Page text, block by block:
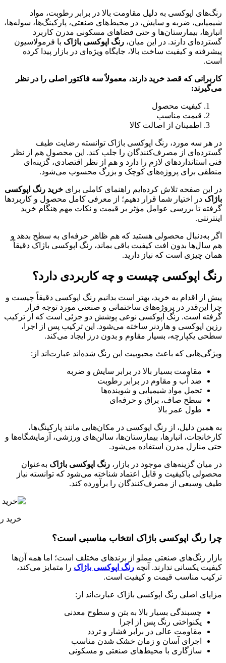
رنگ‌های اپوکسی به دلیل مقاومت بالا در برابر رطوبت، مواد
شیمیایی، ضربه و سایش، در محیط‌های صنعتی، پارکینگ‌ها، سوله‌ها،
انبارها، بیمارستان‌ها و حتی فضاهای مسکونی مدرن کاربرد
گسترده‌ای دارند. در این میان، رنگ اپوکسی باژاک با فرمولاسیون
پیشرفته و کیفیت ساخت بالا، جایگاه ویژه‌ای در بازار پیدا کرده
است.
کاربرانی که قصد خرید دارند، معمولاً سه فاکتور اصلی را در نظر
می‌گیرند:
کیفیت محصول
قیمت مناسب
اطمینان از اصالت کالا
در هر سه مورد، رنگ اپوکسی باژاک توانسته رضایت طیف
گسترده‌ای از مصرف‌کنندگان را جلب کند. این محصول هم از نظر
فنی استانداردهای لازم را دارد و هم از نظر اقتصادی، گزینه‌ای
منطقی برای پروژه‌های کوچک و بزرگ محسوب می‌شود.
در این صفحه تلاش کرده‌ایم راهنمای کاملی برای خرید رنگ اپوکسی
باژاک در اختیار شما قرار دهیم؛ از معرفی کامل محصول و کاربردها
گرفته تا بررسی عوامل مؤثر بر قیمت و نکات مهم هنگام خرید
اینترنتی.
اگر به‌دنبال محصولی هستید که هم ظاهر حرفه‌ای به سطح بدهد و
هم سال‌ها بدون افت کیفیت باقی بماند، رنگ اپوکسی باژاک دقیقاً
همان چیزی است که نیاز دارید.
رنگ اپوکسی چیست و چه کاربردی دارد؟
پیش از اقدام به خرید، بهتر است بدانیم رنگ اپوکسی دقیقاً چیست و
چرا این‌قدر در پروژه‌های ساختمانی و صنعتی مورد توجه قرار
گرفته است. رنگ اپوکسی نوعی پوشش دو جزئی است که از ترکیب
رزین اپوکسی و هاردنر ساخته می‌شود. این ترکیب پس از اجرا،
سطحی یکپارچه، بسیار مقاوم و بدون درز ایجاد می‌کند.
ویژگی‌هایی که باعث محبوبیت این رنگ شده‌اند عبارت‌اند از:
مقاومت بسیار بالا در برابر سایش و ضربه
ضد آب و مقاوم در برابر رطوبت
تحمل مواد شیمیایی و شوینده‌ها
سطح صاف، براق و حرفه‌ای
طول عمر بالا
به همین دلیل، از رنگ اپوکسی در مکان‌هایی مانند پارکینگ‌ها،
کارخانجات، انبارها، بیمارستان‌ها، سالن‌های ورزشی، آزمایشگاه‌ها و
حتی منازل مدرن استفاده می‌شود.
در میان گزینه‌های موجود در بازار، رنگ اپوکسی باژاک به‌عنوان
محصولی باکیفیت و قابل اعتماد شناخته می‌شود که توانسته نیاز
طیف وسیعی از مصرف‌کنندگان را برآورده کند.
خرید
چرا رنگ اپوکسی باژاک انتخاب مناسبی است؟
بازار رنگ‌های صنعتی مملو از برندهای مختلف است؛ اما همه آن‌ها
کیفیت یکسانی ندارند. آنچه رنگ اپوکسی باژاک را متمایز می‌کند،
ترکیب مناسب قیمت و کیفیت است.
مزایای اصلی رنگ اپوکسی باژاک عبارت‌اند از:
چسبندگی بسیار بالا به بتن و سطوح معدنی
یکنواختی رنگ پس از اجرا
مقاومت عالی در برابر فشار و تردد
اجرای آسان و زمان خشک شدن مناسب
سازگاری با محیط‌های صنعتی و مسکونی